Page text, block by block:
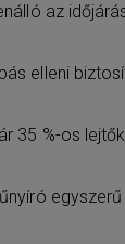
az
elleni
35 %-os